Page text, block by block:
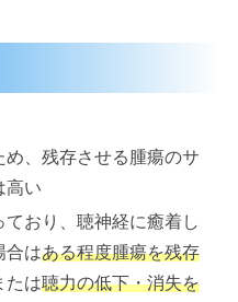
、残存させる腫瘍のサ
高い
おり、聴神経に癒着し
合はある程度腫瘍を残存
たは聴力の低下・消失を